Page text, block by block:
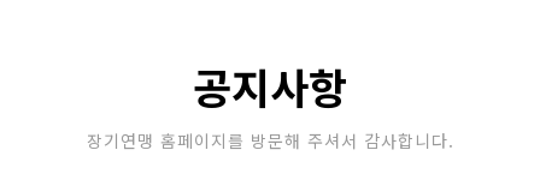
포토갤러리
공지사항
장기연맹 홈페이지를 방문해 주셔서 감사합니다.